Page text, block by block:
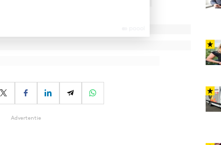
Advertentie